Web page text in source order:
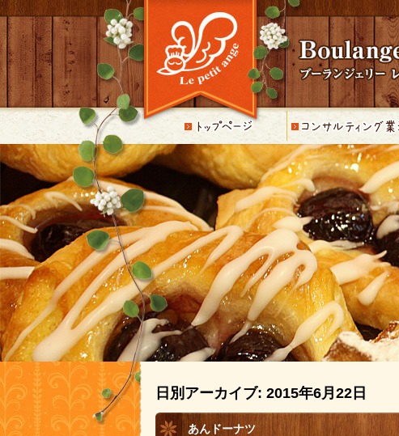
日別アーカイブ: 2015年6月22日
あんドーナツ